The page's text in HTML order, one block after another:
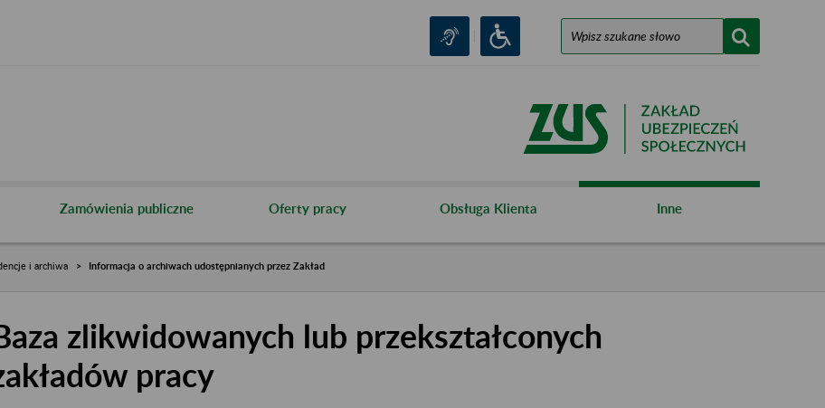
Zamówienia publiczne Oferty pracy Obsługa Klienta Inne
i archiwa Informacja o archiwach udostępnianych przez Zakład
zlikwidowanych lub przekształconych
pracy